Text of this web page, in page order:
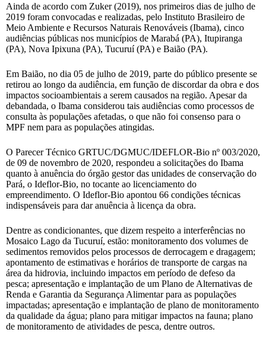
Ainda de acordo com Zuker (2019), nos primeiros dias de julho de
2019 foram convocadas e realizadas, pelo Instituto Brasileiro de
Meio Ambiente e Recursos Naturais Renováveis (Ibama), cinco
audiências públicas nos municípios de Marabá (PA), Itupiranga
(PA), Nova Ipixuna (PA), Tucuruí (PA) e Baião (PA).
Em Baião, no dia 05 de julho de 2019, parte do público presente se
retirou ao longo da audiência, em função de discordar da obra e dos
impactos socioambientais a serem causados na região. Apesar da
debandada, o Ibama considerou tais audiências como processos de
consulta às populações afetadas, o que não foi consenso para o
MPF nem para as populações atingidas.
O Parecer Técnico GRTUC/DGMUC/IDEFLOR-Bio nº 003/2020,
de 09 de novembro de 2020, respondeu a solicitações do Ibama
quanto à anuência do órgão gestor das unidades de conservação do
Pará, o Ideflor-Bio, no tocante ao licenciamento do
empreendimento. O Ideflor-Bio apontou 66 condições técnicas
indispensáveis para dar anuência à licença da obra.
Dentre as condicionantes, que dizem respeito a interferências no
Mosaico Lago da Tucuruí, estão: monitoramento dos volumes de
sedimentos removidos pelos processos de derrocagem e dragagem;
apontamento de estimativas e horários de transporte de cargas na
área da hidrovia, incluindo impactos em período de defeso da
pesca; apresentação e implantação de um Plano de Alternativas de
Renda e Garantia da Segurança Alimentar para as populações
impactadas; apresentação e implantação de plano de monitoramento
da qualidade da água; plano para mitigar impactos na fauna; plano
de monitoramento de atividades de pesca, dentre outros.